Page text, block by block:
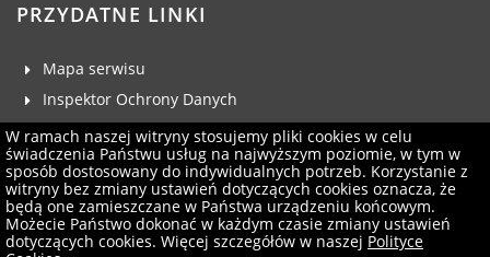
SZKOŁY
Szkoła
ul.
62-030
tel. 601-
PRZYDATNE LINKI
Mapa serwisu
Inspektor Ochrony Danych
Deklaracja dostępności
Klauzula RODO
Zgłoś uwagi
Administrator serwisu
Newsletter
W ramach naszej witryny stosujemy pliki cookies w celu
świadczenia Państwu usług na najwyższym poziomie, w tym w
sposób dostosowany do indywidualnych potrzeb. Korzystanie z
witryny bez zmiany ustawień dotyczących cookies oznacza, że
będą one zamieszczane w Państwa urządzeniu końcowym.
Możecie Państwo dokonać w każdym czasie zmiany ustawień
dotyczących cookies. Więcej szczegółów w naszej Polityce